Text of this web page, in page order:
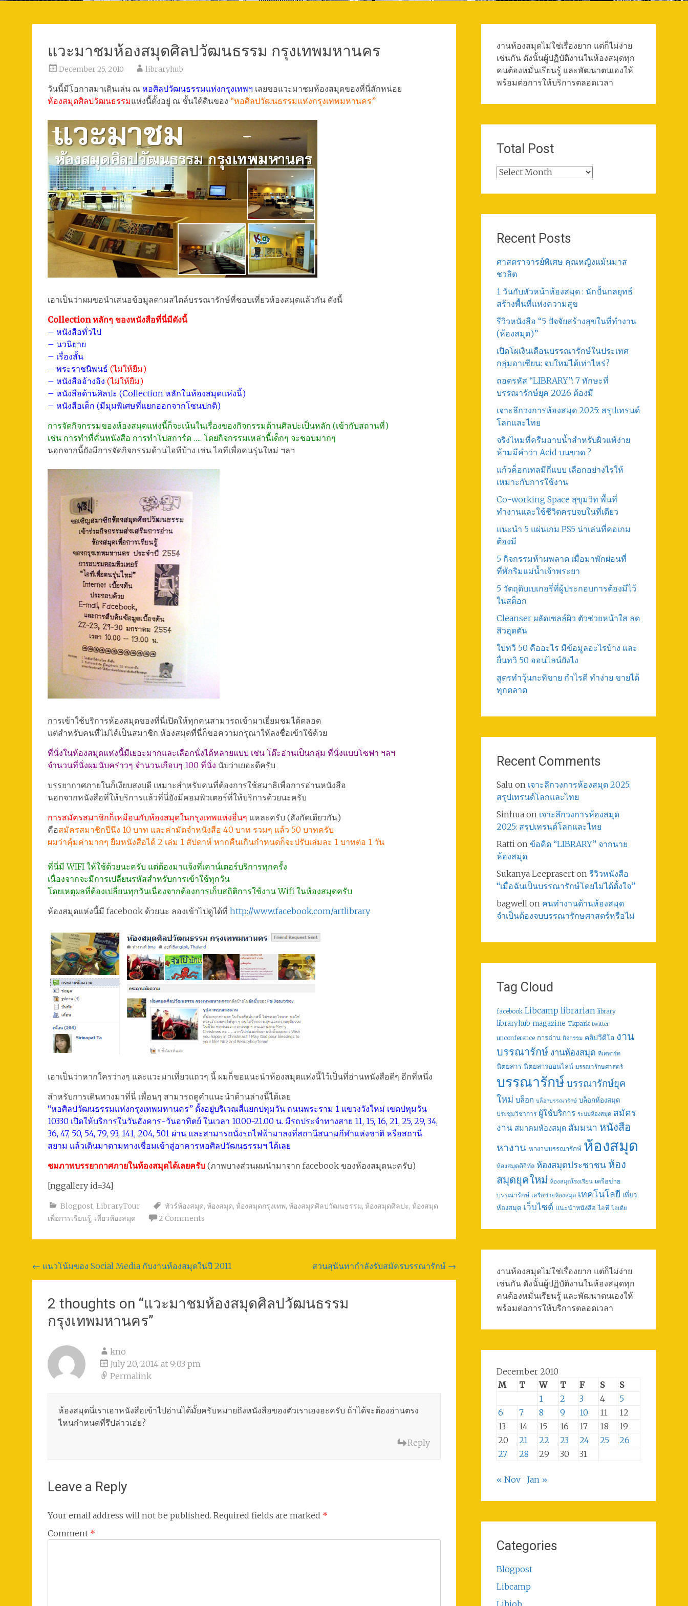
แวะมาชมห้องสมุดศิลปวัฒนธรรม กรุงเทพมหานคร
December 25, 2010 libraryhub
วันนี้มีโอกาสมาเดินเล่น ณ หอศิลปวัฒนธรรมแห่งกรุงเทพฯ เลยขอแวะมาชมห้องสมุดของที่นี่สักหน่อย
ห้องสมุดศิลปวัฒนธรรมแห่งนี้ตั้งอยู่ ณ ชั้นใต้ดินของ “หอศิลปวัฒนธรรมแห่งกรุงเทพมหานคร”
เอาเป็นว่าผมขอนำเสนอข้อมูลตามสไตล์บรรณารักษ์ที่ชอบเที่ยวห้องสมุดแล้วกัน ดังนี้
Collection หลักๆ ของหนังสือที่นี่มีดังนี้
– หนังสือทั่วไป
– นวนิยาย
– เรื่องสั้น
– พระราชนิพนธ์ (ไม่ให้ยืม)
– หนังสืออ้างอิง (ไม่ให้ยืม)
– หนังสือด้านศิลปะ (Collection หลักในห้องสมุดแห่งนี้)
– หนังสือเด็ก (มีมุมพิเศษที่แยกออกจากโซนปกติ)
การจัดกิจกรรมของห้องสมุดแห่งนี้ก็จะเน้นในเรื่องของกิจกรรมด้านศิลปะเป็นหลัก (เข้ากับสถานที่)
เช่น การทำที่คั่นหนังสือ การทำโปสการ์ด ….. โดยกิจกรรมเหล่านี้เด็กๆ จะชอบมากๆ
นอกจากนี้ยังมีการจัดกิจกรรมด้านไอทีบ้าง เช่น ไอทีเพื่อคนรุ่นใหม่ ฯลฯ
การเข้าใช้บริการห้องสมุดของที่นี่เปิดให้ทุกคนสามารถเข้ามาเยี่ยมชมได้ตลอด
แต่สำหรับคนที่ไม่ได้เป็นสมาชิก ห้องสมุดที่นี่ก็ขอความกรุณาให้ลงชื่อเข้าใช้ด้วย
ที่นั่งในห้องสมุดแห่งนี้มีเยอะมากและเลือกนั่งได้หลายแบบ เช่น โต๊ะอ่านเป็นกลุ่ม ที่นั่งแบบโซฟา ฯลฯ
จำนวนที่นั่งผมนับคร่าวๆ จำนวนเกือบๆ 100 ที่นั่ง นับว่าเยอะดีครับ
บรรยากาศภายในก็เงียบสงบดี เหมาะสำหรับคนที่ต้องการใช้สมาธิเพื่อการอ่านหนังสือ
นอกจากหนังสือที่ให้บริการแล้วที่นี่ยังมีคอมพิวเตอร์ที่ให้บริการด้วยนะครับ
การสมัครสมาชิกก็เหมือนกับห้องสมุดในกรุงเทพแห่งอื่นๆ แหละครับ (สังกัดเดียวกัน)
คือสมัครสมาชิกปีนึง 10 บาท และค่ามัดจำหนังสือ 40 บาท รวมๆ แล้ว 50 บาทครับ
ผมว่าคุ้มค่ามากๆ ยืมหนังสือได้ 2 เล่ม 1 สัปดาห์ หากคืนเกินกำหนดก็จะปรับเล่มละ 1 บาทต่อ 1 วัน
ที่นี่มี WIFI ให้ใช้ด้วยนะครับ แต่ต้องมาแจ้งที่เคาน์เตอร์บริการทุกครั้ง
เนื่องจากจะมีการเปลี่ยนรหัสสำหรับการเข้าใช้ทุกวัน
โดยเหตุผลที่ต้องเปลี่ยนทุกวันเนื่องจากต้องการเก็บสถิติการใช้งาน Wifi ในห้องสมุดครับ
ห้องสมุดแห่งนี้มี facebook ด้วยนะ ลองเข้าไปดูได้ที่ http://www.facebook.com/artlibrary
เอาเป็นว่าหากใครว่างๆ และแวะมาเที่ยวแถวๆ นี้ ผมก็ขอแนะนำห้องสมุดแห่งนี้ไว้เป็นที่อ่านหนังสือดีๆ อีกที่หนึ่ง
สำหรับการเดินทางมาที่นี่ เพื่อนๆ สามารถดูคำแนะนำด้านล่างนี้ได้เลย
“หอศิลปวัฒนธรรมแห่งกรุงเทพมหานคร” ตั้งอยู่บริเวณสี่แยกปทุมวัน ถนนพระราม 1 แขวงวังใหม่ เขตปทุมวัน
10330 เปิดให้บริการในวันอังคาร-วันอาทิตย์ ในเวลา 10.00-21.00 น. มีรถประจำทางสาย 11, 15, 16, 21, 25, 29, 34,
36, 47, 50, 54, 79, 93, 141, 204, 501 ผ่าน และสามารถนั่งรถไฟฟ้ามาลงที่สถานีสนามกีฬาแห่งชาติ หรือสถานี
สยาม แล้วเดินมาตามทางเชื่อมเข้าสู่อาคารหอศิลปวัฒนธรรมฯ ได้เลย
ชมภาพบรรยากาศภายในห้องสมุดได้เลยครับ (ภาพบางส่วนผมนำมาจาก facebook ของห้องสมุดนะครับ)
[nggallery id=34]
Blogpost, LibraryTour ทัวร์ห้องสมุด, ห้องสมุด, ห้องสมุดกรุงเทพ, ห้องสมุดศิลปวัฒนธรรม, ห้องสมุดศิลปะ, ห้องสมุด
เพื่อการเรียนรู้, เที่ยวห้องสมุด 2 Comments
Post
navigation
← แนวโน้มของ Social Media กับงานห้องสมุดในปี 2011 สวนสุนันทากำลังรับสมัครบรรณารักษ์ →
2 thoughts on “แวะมาชมห้องสมุดศิลปวัฒนธรรม
กรุงเทพมหานคร”
kno
July 20, 2014 at 9:03 pm
Permalink
ห้องสมุดนี่เราเอาหนังสือเข้าไปอ่านได้มั้ยครับหมายถึงหนังสือของตัวเราเองอะครับ ถ้าได้จะต้องอ่านตรง
ไหนกำหนดที่รึปล่าวเอ่ย?
Reply
Leave a Reply
Your email address will not be published. Required fields are marked *
Comment *
งานห้องสมุดไม่ใช่เรื่องยาก แต่ก็ไม่ง่าย
เช่นกัน ดังนั้นผู้ปฏิบัติงานในห้องสมุดทุก
คนต้องหมั่นเรียนรู้ และพัฒนาตนเองให้
พร้อมต่อการให้บริการตลอดเวลา
Total Post
Total
Recent Posts
ศาสตราจารย์พิเศษ คุณหญิงแม้นมาส
ชวลิต
1 วันกับหัวหน้าห้องสมุด : นักปั้นกลยุทธ์
สร้างพื้นที่แห่งความสุข
รีวิวหนังสือ “5 ปัจจัยสร้างสุขในที่ทำงาน
(ห้องสมุด)”
เปิดโผเงินเดือนบรรณารักษ์ในประเทศ
กลุ่มอาเซียน: จบใหม่ได้เท่าไหร่?
ถอดรหัส “LIBRARY”: 7 ทักษะที่
บรรณารักษ์ยุค 2026 ต้องมี
เจาะลึกวงการห้องสมุด 2025: สรุปเทรนด์
โลกและไทย
จริงไหมที่ครีมอาบน้ำสำหรับผิวแพ้ง่าย
ห้ามมีคำว่า Acid บนขวด ?
แก้วค็อกเทลมีกี่แบบ เลือกอย่างไรให้
เหมาะกับการใช้งาน
Co-working Space สุขุมวิท พื้นที่
ทำงานและใช้ชีวิตครบจบในที่เดียว
แนะนำ 5 แผ่นเกม PS5 น่าเล่นที่คอเกม
ต้องมี
5 กิจกรรมห้ามพลาด เมื่อมาพักผ่อนที่
ที่พักริมแม่น้ำเจ้าพระยา
5 วัตถุดิบเบเกอรี่ที่ผู้ประกอบการต้องมีไว้
ในสต็อก
Cleanser ผลัดเซลล์ผิว ตัวช่วยหน้าใส ลด
สิวอุดตัน
ใบทวิ 50 คืออะไร มีข้อมูลอะไรบ้าง และ
ยื่นทวิ 50 ออนไลน์ยังไง
สูตรทําวุ้นกะทิขาย กำไรดี ทำง่าย ขายได้
ทุกตลาด
Recent Comments
Salu on เจาะลึกวงการห้องสมุด 2025:
สรุปเทรนด์โลกและไทย
Sinhuaon เจาะลึกวงการห้องสมุด
2025: สรุปเทรนด์โลกและไทย
Rattion ข้อคิด “LIBRARY” จากนาย
ห้องสมุด
Sukanya Leepraserton รีวิวหนังสือ
“เมื่อฉันเป็นบรรณารักษ์โดยไม่ได้ตั้งใจ”
bagwellon คนทำงานด้านห้องสมุด
จำเป็นต้องจบบรรณารักษศาสตร์หรือไม่
Tag Cloud
facebook Libcamp librarian library
libraryhub magazine Tkpark twitter
unconference การอ่าน กิจกรรม คลิปวีดีโอ งาน
บรรณารักษ์ งานห้องสมุด ทีเคพาร์ค
นิตยสาร นิตยสารออนไลน์ บรรณารักษศาสตร์
บรรณารักษ์ บรรณารักษ์ยุค
ใหม่ บล็อก บล็อกบรรณารักษ์ บล็อกห้องสมุด
ประชุมวิชาการ ผู้ใช้บริการ ระบบห้องสมุด สมัคร
งาน สมาคมห้องสมุด สัมมนา หนังสือ
หางาน หางานบรรณารักษ์ ห้องสมุด
ห้องสมุดดิจิทัล ห้องสมุดประชาชน ห้อง
สมุดยุคใหม่ ห้องสมุดโรงเรียน เครือข่าย
บรรณารักษ์ เครือข่ายห้องสมุด เทคโนโลยี เที่ยว
ห้องสมุด เว็บไซต์ แนะนำหนังสือ ไอที ไอเดีย
งานห้องสมุดไม่ใช่เรื่องยาก แต่ก็ไม่ง่าย
เช่นกัน ดังนั้นผู้ปฏิบัติงานในห้องสมุดทุก
คนต้องหมั่นเรียนรู้ และพัฒนาตนเองให้
พร้อมต่อการให้บริการตลอดเวลา
December 2010
M
T W T F S
S
1
2 3 4
5
6
7 8 9 10 11
12
13
14 15 16 17 18
19
20
21 22 23 24 25
26
27
28 29 30 31
« Nov Jan »
Categories
Blogpost
Libcamp
Libjob